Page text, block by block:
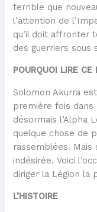
terrible que
l’attention de
qu’il doit affronter
des guerriers sous
POURQUOI LIRE CE
Solomon Akurra
première fois dans
désormais l’Alpha
quelque chose de
rassemblées.
indésirée. Voici
diriger la Légion la
L’HISTOIRE